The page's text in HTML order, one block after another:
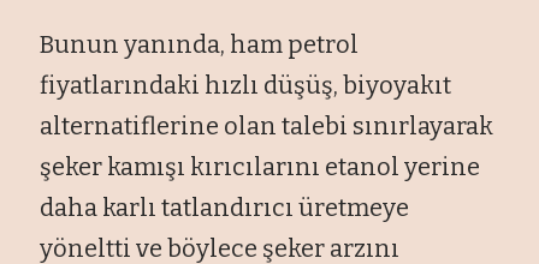
Bunun yanında, ham petrol
fiyatlarındaki hızlı düşüş, biyoyakıt
alternatiflerine olan talebi sınırlayarak
şeker kamışı kırıcılarını etanol yerine
daha karlı tatlandırıcı üretmeye
yöneltti ve böylece şeker arzını